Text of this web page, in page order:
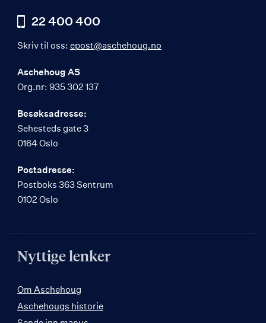
22 400 400
Skriv til oss: epost@aschehoug.no
Aschehoug AS
Org.nr: 935 302 137
Besøksadresse:
Sehesteds gate 3
0164 Oslo
Postadresse:
Postboks 363 Sentrum
0102 Oslo
Nyttige lenker
Om Aschehoug
Aschehougs historie